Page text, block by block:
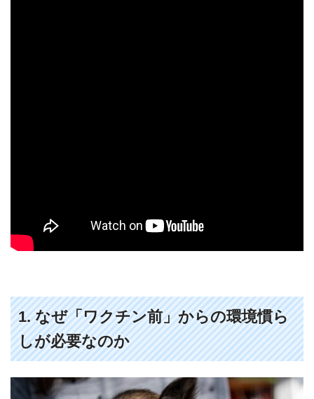
1. なぜ「ワクチン前」からの環境慣ら
しが必要なのか